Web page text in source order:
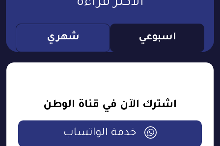
الأكثر قراءة
اسبوعي شهري
اشترك الآن في قناة الوطن
خدمة الواتساب